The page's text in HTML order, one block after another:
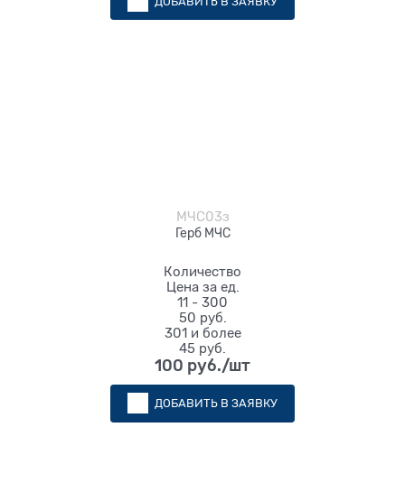
МЧС03з
Герб МЧС
Количество
Цена за ед.
11 - 300
50 руб.
301 и более
45 руб.
100 руб./шт
ДОБАВИТЬ В ЗАЯВКУ